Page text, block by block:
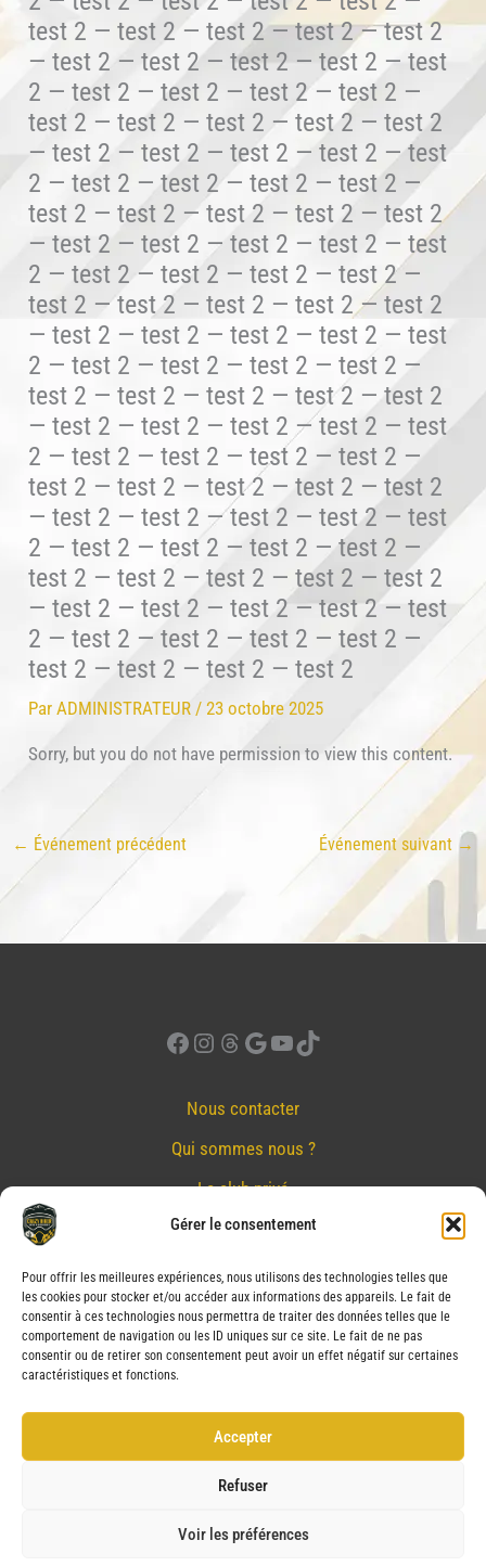
Gérer le consentement
Pour offrir les meilleures expériences, nous utilisons des technologies telles que
les cookies pour stocker et/ou accéder aux informations des appareils. Le fait de
consentir à ces technologies nous permettra de traiter des données telles que le
comportement de navigation ou les ID uniques sur ce site. Le fait de ne pas
consentir ou de retirer son consentement peut avoir un effet négatif sur certaines
caractéristiques et fonctions.
Accepter
Refuser
Voir les préférences
test 2 — test 2 — test 2 — test 2 — test 2
— test 2 — test 2 — test 2 — test 2 — test
2 — test 2 — test 2 — test 2 — test 2 —
test 2 — test 2 — test 2 — test 2 — test 2
— test 2 — test 2 — test 2 — test 2 — test
2 — test 2 — test 2 — test 2 — test 2 —
test 2 — test 2 — test 2 — test 2 — test 2
— test 2 — test 2 — test 2 — test 2 — test
2 — test 2 — test 2 — test 2 — test 2 —
test 2 — test 2 — test 2 — test 2 — test 2
— test 2 — test 2 — test 2 — test 2 — test
2 — test 2 — test 2 — test 2 — test 2 —
test 2 — test 2 — test 2 — test 2 — test 2
— test 2 — test 2 — test 2 — test 2 — test
2 — test 2 — test 2 — test 2 — test 2 —
test 2 — test 2 — test 2 — test 2 — test 2
— test 2 — test 2 — test 2 — test 2 — test
2 — test 2 — test 2 — test 2 — test 2 —
test 2 — test 2 — test 2 — test 2 — test 2
— test 2 — test 2 — test 2 — test 2 — test
2 — test 2 — test 2 — test 2 — test 2 —
test 2 — test 2 — test 2 — test 2
ParADMINISTRATEUR /23 octobre 2025
Sorry, but you do not have permission to view this content.
← Événement précédent Événement suivant →
Facebook
Instagram
Threads
Google
YouTube
TikTok
Nous contacter
Qui sommes nous ?
Le club privé
Réserver
Nos partenaires
Mentions Légales
Conditions générales de vente
Politique de cookies (UE)